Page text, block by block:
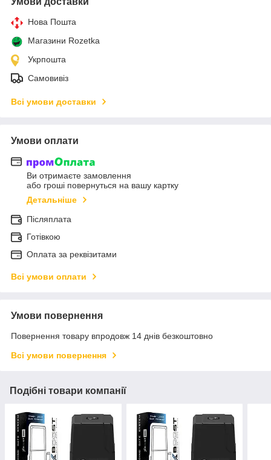
Нова Пошта
Магазини Rozetka
Укрпошта
Самовивіз
Всі умови доставки
Умови оплати
Ви отримаєте замовлення
або гроші повернуться на вашу картку
Детальніше
Післяплата
Готівкою
Оплата за реквізитами
Всі умови оплати
Умови повернення
Повернення товару впродовж 14 днів безкоштовно
Всі умови повернення
Подібні товари компанії